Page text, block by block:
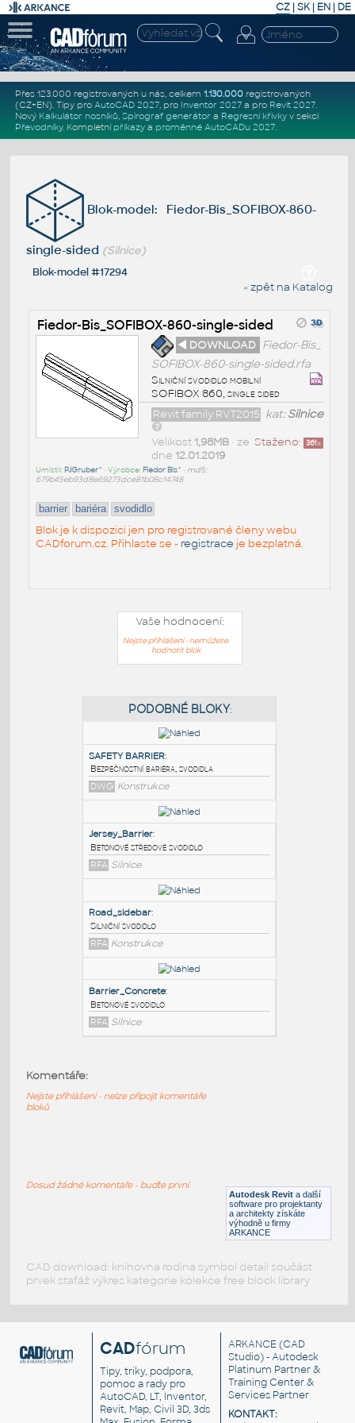
CZ | SK| EN | DE
Přes 123.000 registrovaných u nás, celkem 1.130.000registrovaných
(CZ+EN). Tipy pro AutoCAD 2027, pro Inventor 2027a pro Revit 2027.
Nový Kalkulátor nosníků, Spirograf generátor a Regresní křivkyv sekci
Převodníky. Kompletní příkazya proměnné AutoCADu 2027.
Blok-model: Fiedor-Bis_SOFIBOX-860-
single-sided (Silnice)
Blok-model #17294
« zpět na Katalog
Fiedor-Bis_SOFIBOX-860-single-sided
◄ DOWNLOAD Fiedor-Bis_
SOFIBOX-860-single-sided.rfa
Silniční svodidlo mobilní
SOFIBOX 860, single sided
kat:Silnice
Revit family RVT2015
Staženo: 361x
Velikost 1,98MB• ze
dne 12.01.2019
Umístil: PJGruber^ • Výrobce: Fiedor Bis^ • md5:
679b45eb93d8e69273dce81b08c14748
barrier bariéra svodidlo
Blok je k dispozici jen pro registrované členy webu
CADforum.cz. Přihlaste se - registrace je bezplatná.
Vaše hodnocení:
Nejste přihlášeni - nemůžete
hodnotit blok
PODOBNÉ BLOKY
SAFETY BARRIER:
Bezpečnostní bariéra, svodidla
DWG Konstrukce
Jersey_Barrier:
Betonové středové svodidlo
RFA Silnice
Silniční svodidlo
Betonové svodidlo
Autodesk Revit a další
software pro projektanty
a architekty získáte
výhodně u firmy
ARKANCE
Komentáře:
Nejste přihlášeni - nelze připojit komentáře
bloků
Dosud žádné komentáře - buďte první
CAD download: knihovna rodina symbol detail součást
prvek stafáž výkres kategorie kolekce free block library
CADfórum
Tipy, triky, podpora,
pomoc a rady pro
AutoCAD, LT, Inventor,
Revit, Map, Civil 3D, 3ds
ARKANCE (CAD
Studio) - Autodesk
Platinum Partner &
Training Center &
Services Partner
KONTAKT: